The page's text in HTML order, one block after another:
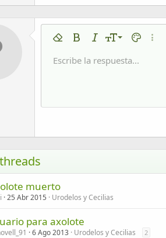
Eliminar formato
NegritaCursivaTamaño del
9
10
18
Color
Fuente Arial
Times New Roman
TachadoSubrayado
Código en línea
Spoiler en
Insert horizontal line
SpoilerCódigo
Escribe la respuesta...
muerto
25 Abr 2015 Urodelos y Cecilias
para axolote
6 Ago 2013 Urodelos y Cecilias 2